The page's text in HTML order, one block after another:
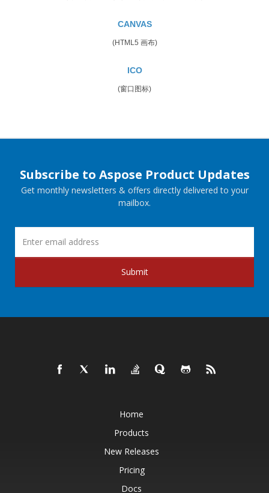
CANVAS
(HTML5 画布)
ICO
(窗口图标)
Subscribe to Aspose Product Updates
Get monthly newsletters & offers directly delivered to your
mailbox.
Submit
Home
Products
New Releases
Pricing
Docs